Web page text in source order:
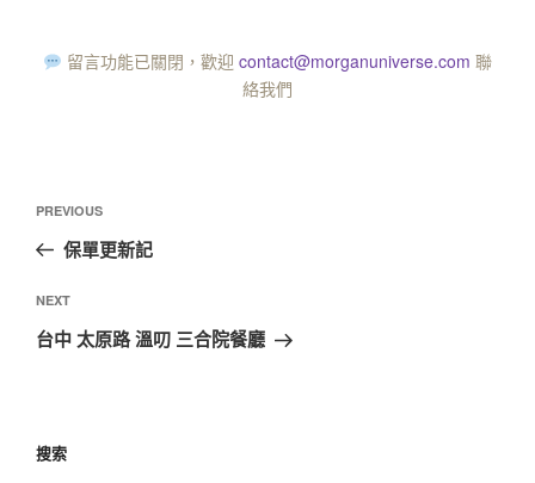
留言功能已關閉，歡迎 contact@morganuniverse.com 聯
絡我們
PREVIOUS
保單更新記
NEXT
台中 太原路 溫叨 三合院餐廳
搜索